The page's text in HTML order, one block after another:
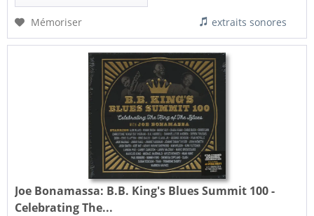
Mémoriser extraits sonores
Joe Bonamassa: B.B. King's Blues Summit 100 -
Celebrating The...